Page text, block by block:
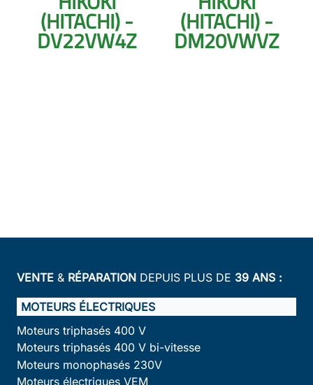
(HITACHI) -
DV22VW4Z
(HITACHI) -
DM20VWVZ
VENTE & RÉPARATION DEPUIS PLUS DE 39 ANS :
MOTEURS ÉLECTRIQUES
Moteurs triphasés 400 V
Moteurs triphasés 400 V bi-vitesse
Moteurs monophasés 230V
Moteurs électriques VEM